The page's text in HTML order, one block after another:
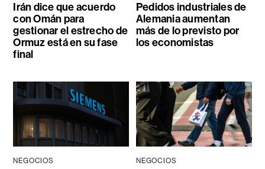
Irán dice que acuerdo
con Omán para
gestionar el estrecho de
Ormuz está en su fase
final
Pedidos industriales de
Alemania aumentan
más de lo previsto por
los economistas
NEGOCIOS NEGOCIOS